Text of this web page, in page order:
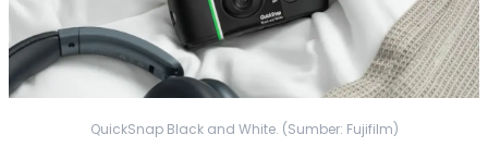
QuickSnap Black and White. (Sumber: Fujifilm)